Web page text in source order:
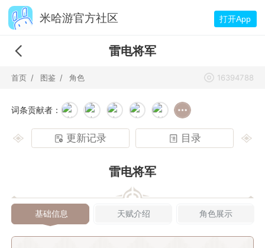
米哈游官方社区 打开App
雷电将军
首页 图鉴 角色 16394788
词条贡献者：
更新记录 目录
雷电将军
基础信息 天赋介绍 角色展示